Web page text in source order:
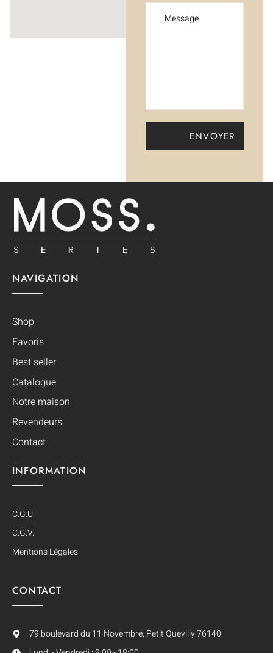
NAVIGATION
Shop
Favoris
Best seller
Catalogue
Notre maison
Revendeurs
Contact
INFORMATION
C.G.U.
C.G.V.
Mentions Légales
CONTACT
79 boulevard du 11 Novembre, Petit Quevilly 76140